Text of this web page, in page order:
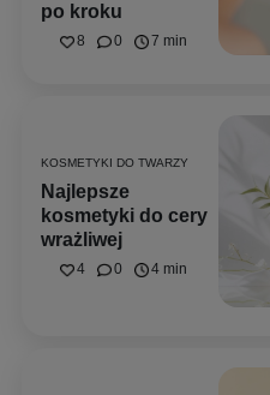
po kroku
8 0 7 min
KOSMETYKI DO TWARZY
Najlepsze
kosmetyki do cery
wrażliwej
4 0 4 min